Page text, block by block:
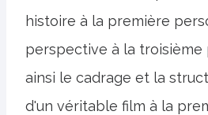
histoire à la première
perspective à la
ainsi le cadrage et la
d'un véritable film à la